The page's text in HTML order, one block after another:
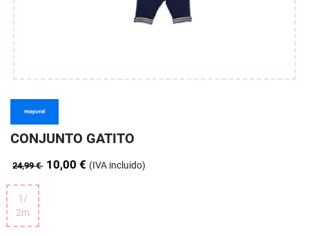
CONJUNTO GATITO
24,99 € 10,00 € (IVA incluido)
1/
2m